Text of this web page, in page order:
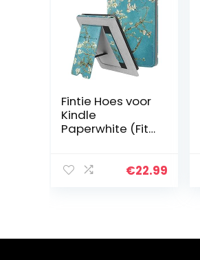
Fintie Hoes voor
Kindle
Paperwhite (Fits
/ All Paperwhite
€22.99